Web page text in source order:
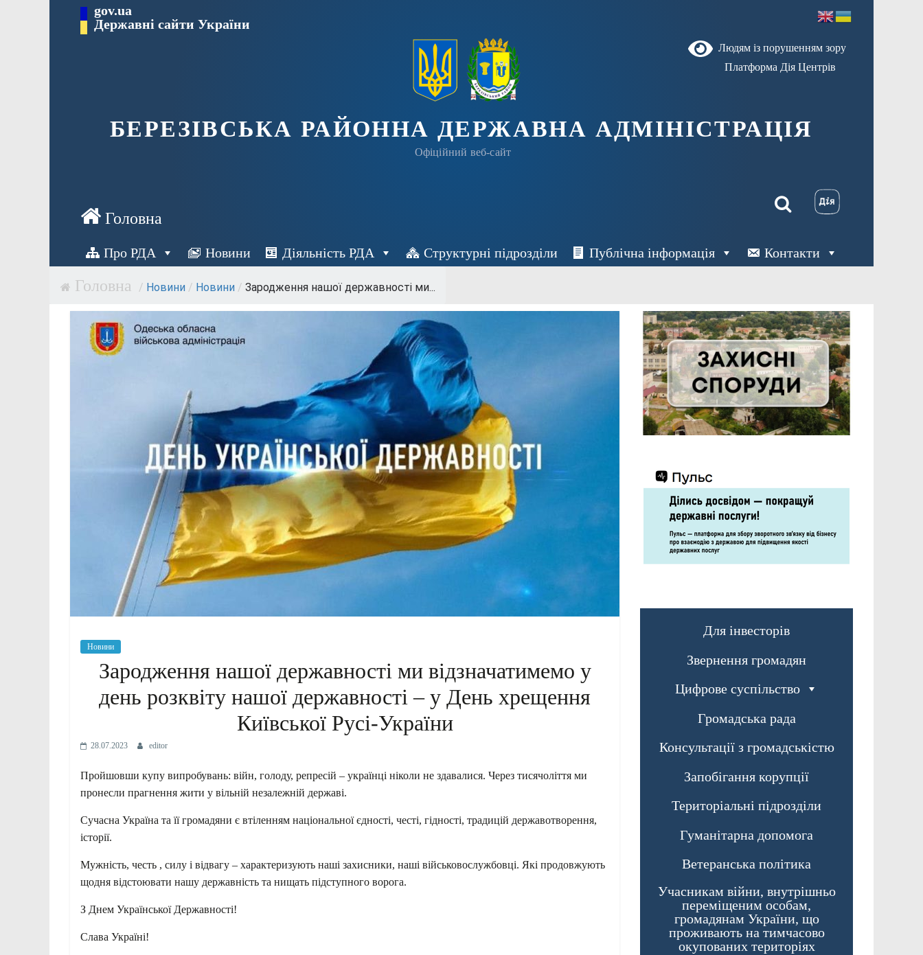
Перейти gov.ua
Державні сайти України
Людям із порушенням зору
Платформа Дія Центрів
БЕРЕЗІВСЬКА РАЙОННА ДЕРЖАВНА АДМІНІСТРАЦІЯ
Офіційний веб-сайт
Про РДА Новини Діяльність РДА Структурні підрозділи Публічна інформація Контакти
/ Новини / Новини / Зародження нашої державності ми...
Новини
Зародження нашої державності ми відзначатимемо у
день розквіту нашої державності – у День хрещення
Київської Русі-України
28.07.2023 editor
Пройшовши купу випробувань: війн, голоду, репресій – українці ніколи не здавалися. Через тисячоліття ми
пронесли прагнення жити у вільній незалежній державі.
Сучасна Україна та її громадяни є втіленням національної єдності, честі, гідності, традицій державотворення,
історії.
Мужність, честь , силу і відвагу – характеризують наші захисники, наші військовослужбовці. Які продовжують
щодня відстоювати нашу державність та нищать підступного ворога.
З Днем Української Державності!
Слава Україні!
Для інвесторів
Звернення громадян
Цифрове суспільство
Громадська рада
Консультації з громадськістю
Запобігання корупції
Територіальні підрозділи
Гуманітарна допомога
Ветеранська політика
Учасникам війни, внутрішньо
переміщеним особам,
громадянам України, що
проживають на тимчасово
окупованих територіях